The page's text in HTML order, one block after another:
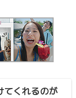
てくれるのが